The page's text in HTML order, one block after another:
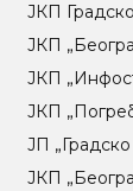
ЈКП
ЈКП
ЈКП
ЈКП
ЈП
ЈКП